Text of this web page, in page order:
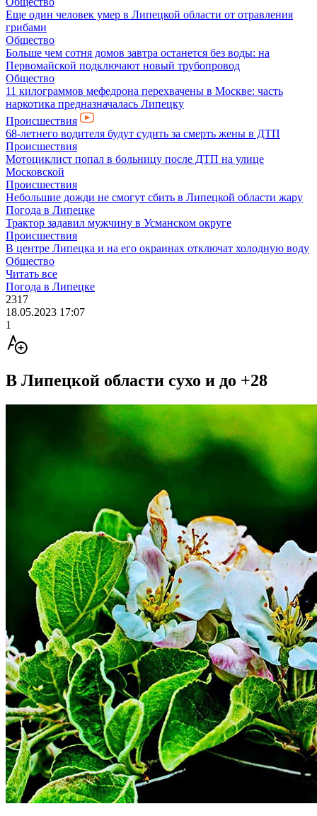
Еще один человек умер в Липецкой области от отравления
грибами
Общество
Больше чем сотня домов завтра останется без воды: на
Первомайской подключают новый трубопровод
Общество
11 килограммов мефедрона перехвачены в Москве: часть
наркотика предназначалась Липецку
Происшествия
68-летнего водителя будут судить за смерть жены в ДТП
Происшествия
Мотоциклист попал в больницу после ДТП на улице
Московской
Происшествия
Небольшие дожди не смогут сбить в Липецкой области жару
Погода в Липецке
Трактор задавил мужчину в Усманском округе
Происшествия
В центре Липецка и на его окраинах отключат холодную воду
Общество
Читать все
Погода в Липецке
2317
18.05.2023 17:07
1
В Липецкой области сухо и до +28